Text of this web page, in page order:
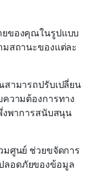
ของคุณในรูปแบบ
สถานะของแต่ละ
ามารถปรับเปลี่ยน
วามต้องการทาง
งพาการสนับสนุน
มศูนย์ ช่วยขจัดการ
ลอดภัยของข้อมูล